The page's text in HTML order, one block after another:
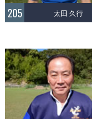
205 太田 久行